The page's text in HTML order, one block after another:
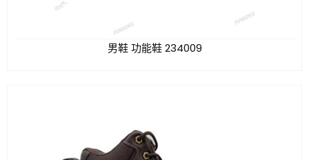
男鞋 功能鞋 234009